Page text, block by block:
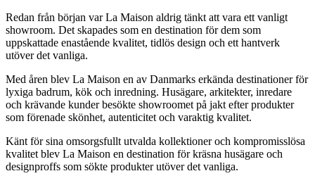
Redan från början var La Maison aldrig tänkt att vara ett vanligt
showroom. Det skapades som en destination för dem som
uppskattade enastående kvalitet, tidlös design och ett hantverk
utöver det vanliga.
Med åren blev La Maison en av Danmarks erkända destinationer för
lyxiga badrum, kök och inredning. Husägare, arkitekter, inredare
och krävande kunder besökte showroomet på jakt efter produkter
som förenade skönhet, autenticitet och varaktig kvalitet.
Känt för sina omsorgsfullt utvalda kollektioner och kompromisslösa
kvalitet blev La Maison en destination för kräsna husägare och
designproffs som sökte produkter utöver det vanliga.